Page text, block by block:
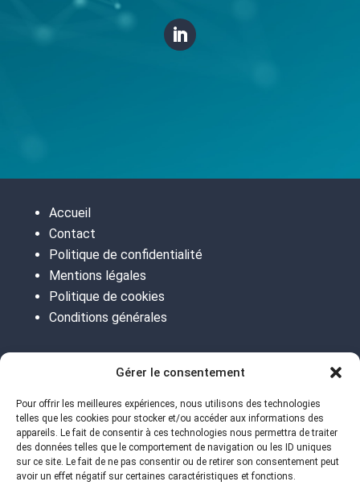
Gérer le consentement
Pour offrir les meilleures expériences, nous utilisons des technologies
telles que les cookies pour stocker et/ou accéder aux informations des
appareils. Le fait de consentir à ces technologies nous permettra de traiter
des données telles que le comportement de navigation ou les ID uniques
sur ce site. Le fait de ne pas consentir ou de retirer son consentement peut
avoir un effet négatif sur certaines caractéristiques et fonctions.
Accueil
Contact
Politique de confidentialité
Mentions légales
Politique de cookies
Conditions générales
Siège social : 72 boulevard Haussmann 75008
PARIS
09 55 70 01 54